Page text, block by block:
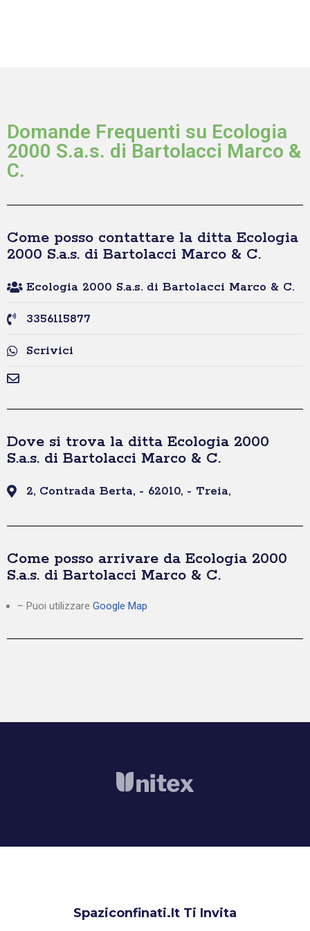
Domande Frequenti su Ecologia
2000 S.a.s. di Bartolacci Marco &
C.
Come posso contattare la ditta Ecologia
2000 S.a.s. di Bartolacci Marco & C.
Ecologia 2000 S.a.s. di Bartolacci Marco & C.
3356115877
Scrivici
Dove si trova la ditta Ecologia 2000
S.a.s. di Bartolacci Marco & C.
2, Contrada Berta, - 62010, - Treia,
Come posso arrivare da Ecologia 2000
S.a.s. di Bartolacci Marco & C.
– Puoi utilizzare Google Map
Spaziconfinati.it Ti Invita